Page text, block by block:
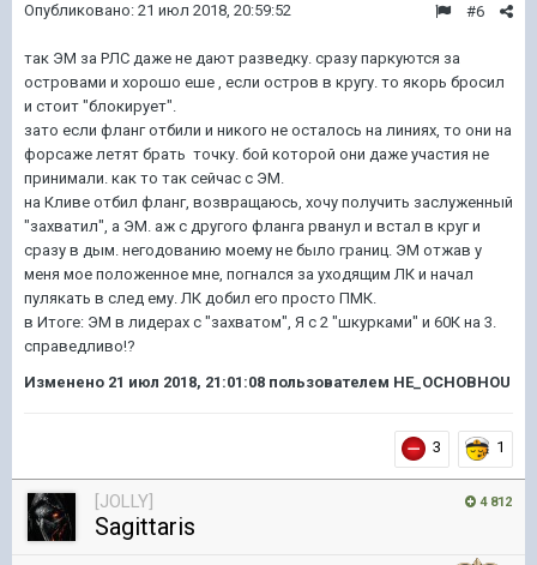
#6
Опубликовано: 21 июл 2018, 20:59:52
так ЭМ за РЛС даже не дают разведку. сразу паркуются за
островами и хорошо еше , если остров в кругу. то якорь бросил
и стоит "блокирует".
зато если фланг отбили и никого не осталось на линиях, то они на
форсаже летят брать точку. бой которой они даже участия не
принимали. как то так сейчас с ЭМ.
на Кливе отбил фланг, возвращаюсь, хочу получить заслуженный
"захватил", а ЭМ. аж с другого фланга рванул и встал в круг и
сразу в дым. негодованию моему не было границ. ЭМ отжав у
меня мое положенное мне, погнался за уходящим ЛК и начал
пулякать в след ему. ЛК добил его просто ПМК.
в Итоге: ЭМ в лидерах с "захватом", Я с 2 "шкурками" и 60К на 3.
справедливо!?
Изменено 21 июл 2018, 21:01:08 пользователем HE_OCHOBHOU
3 1
4 812
[JOLLY]
Sagittaris